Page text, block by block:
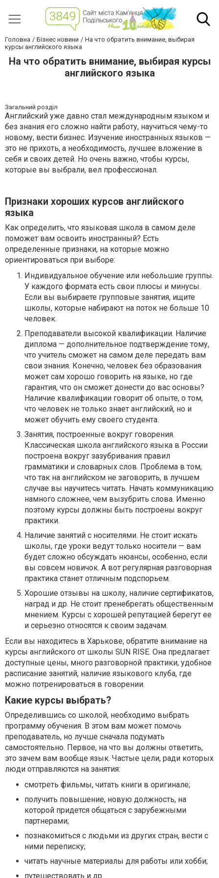
Головна Бізнес новини
На что обратить внимание, выбирая
курсы английского языка
На что обратить внимание, выбирая курсы
английского языка
Загальний розділ
Английский уже давно стал международным языком и
без знания его сложно найти работу, научиться чему-то
новому, вести бизнес. Изучение иностранных языков —
это не прихоть, а необходимость, лучшее вложение в
себя и своих детей. Но очень важно, чтобы курсы,
которые вы выбрали, вел профессионал.
Признаки хороших курсов английского
языка
Как определить, что языковая школа в самом деле
поможет вам освоить иностранный? Есть
определенные признаки, на которые можно
ориентироваться при выборе:
Индивидуальное обучение или небольшие группы.
У каждого формата есть свои плюсы и минусы.
Если вы выбираете групповые занятия, ищите
школы, которые набирают на поток не больше 10
человек.
Преподаватели высокой квалификации. Наличие
диплома — дополнительное подтверждение тому,
что учитель сможет на самом деле передать вам
свои знания. Конечно, человек без образования
может сам хорошо говорить на языке, но где
гарантия, что он сможет донести до вас основы?
Наличие квалификации говорит об опыте, о том,
что человек не только знает английский, но и
может обучить ему своего студента.
Занятия, построенные вокруг говорения.
Классическая школа английского языка в России
построена вокруг зазубривания правил
грамматики и словарных слов. Проблема в том,
что так на английском не заговорить, в лучшем
случае вы научитесь читать. Начать коммуникацию
намного сложнее, чем вызубрить слова. Именно
поэтому курсы должны быть построены вокруг
практики.
Наличие занятий с носителями. Не стоит искать
школы, где уроки ведут только носители — вам
будет сложно обсуждать нюансы, особенно, если
вы совсем новичок. А вот регулярная разговорная
практика станет отличным подспорьем.
Хорошие отзывы на школу, наличие сертификатов,
наград и др. Не стоит пренебрегать общественным
мнением. Курсы с хорошей репутацией берегут ее
и серьезно относятся к своим задачам.
Если вы находитесь в Харькове, обратите внимание на
курсы английского от школы SUN RISE. Она предлагает
доступные цены, много разговорной практики, удобное
расписание занятий, наличие языкового клуба, где
можно потренироваться в говорении.
Какие курсы выбрать?
Определившись со школой, необходимо выбрать
программу обучения. В этом вам может помочь
преподаватель, но лучше сначала подумать
самостоятельно. Первое, на что вы должны ответить,
это зачем вам вообще язык. Частые цели, ради которых
люди отправляются на занятия:
смотреть фильмы, читать книги в оригинале;
получить повышение, новую должность, на
которой придется общаться с зарубежными
партнерами;
познакомиться с людьми из других стран, вести с
ними переписку;
читать научные материалы для работы или хобби;
путешествовать и др.